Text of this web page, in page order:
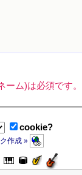
ーム)は必須です。
cookie?
作成 »